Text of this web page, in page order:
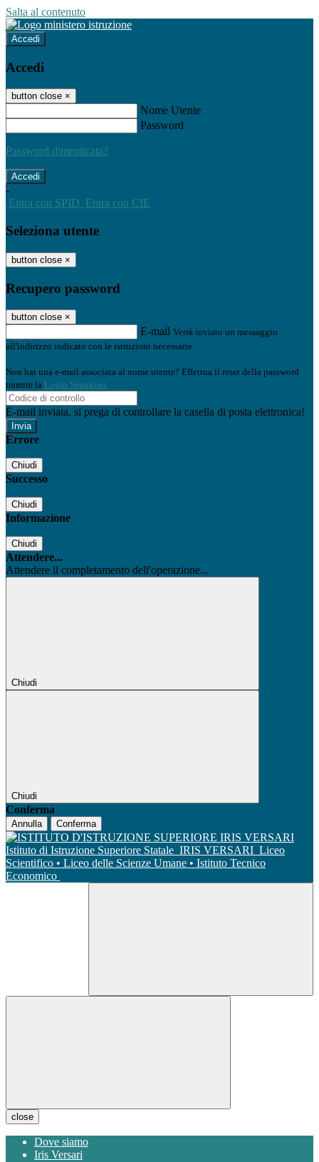
Salta al contenuto
Accedi
Accedi
button close ×
Nome Utente
Password
Password dimenticata?
-
Entra con SPID Entra con CIE
Seleziona utente
button close ×
Recupero password
button close ×
E-mail Verrà inviato un messaggio
all'indirizzo indicato con le istruzioni necessarie.
Non hai una e-mail associata al nome utente? Effettua il reset della password
tramite la Login Spaggiari
E-mail inviata, si prega di controllare la casella di posta elettronica!
Errore
Chiudi
Successo
Chiudi
Informazione
Chiudi
Attendere...
Attendere il completamento dell'operazione...
Chiudi
Chiudi
Conferma
Annulla Conferma
Istituto di Istruzione Superiore Statale IRIS VERSARI Liceo
Scientifico • Liceo delle Scienze Umane • Istituto Tecnico
Economico
close
Dove siamo
Iris Versari